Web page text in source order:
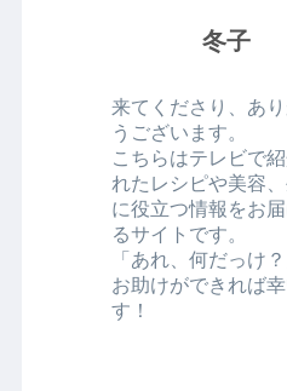
冬子
来てくださり、あり
うございます。
こちらはテレビで
れたレシピや美容
に役立つ情報をお
るサイトです。
「あれ、何だっけ
お助けができれば
す！